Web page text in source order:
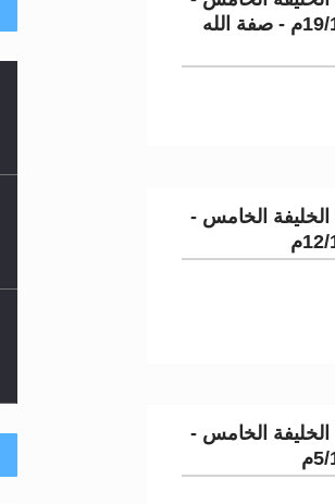
نصره الله تعالى - في 19/12/2008م - صفة الله
الخليفة الخامس -
الخليفة الخامس -